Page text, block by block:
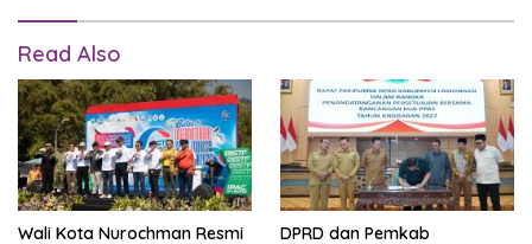
Read Also
Wali Kota Nurochman Resmi
DPRD dan Pemkab